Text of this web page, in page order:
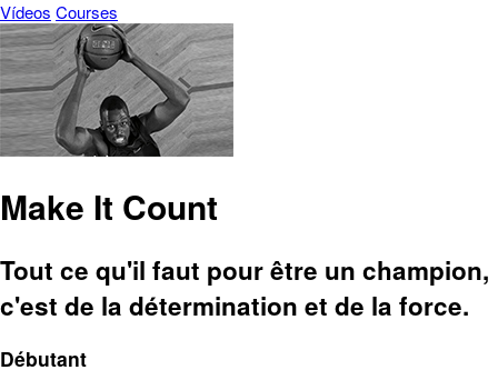
Vídeos Courses
Make It Count
Tout ce qu'il faut pour être un champion,
c'est de la détermination et de la force.
Débutant